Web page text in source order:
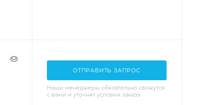
ОТПРАВИТЬ ЗАПРОС
Наши менеджеры обязательно свяжутся
с вами и уточнят условия заказа